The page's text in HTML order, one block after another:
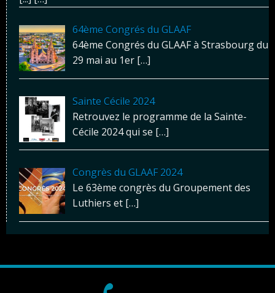
64ème Congrés du GLAAF
64ème Congrés du GLAAF à Strasbourg du
29 mai au 1er […]
Sainte Cécile 2024
Retrouvez le programme de la Sainte-
Cécile 2024 qui se […]
Congrès du GLAAF 2024
Le 63ème congrès du Groupement des
Luthiers et […]